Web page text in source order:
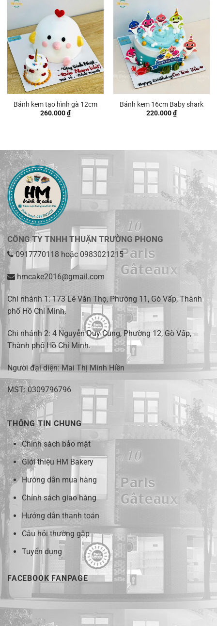
Bánh kem tạo hình gà 12cm
260.000₫
Bánh kem 16cm Baby shark
220.000₫
CÔNG TY TNHH THUẬN TRƯỜNG PHONG
0917770118 hoặc 0983021215
hmcake2016@gmail.com
Chi nhánh 1:173 Lê Văn Thọ, Phường 11, Gò Vấp, Thành
phố Hồ Chí Minh.
Chi nhánh 2: 4 Nguyễn Duy Cung, Phường 12, Gò Vấp,
Thành phố Hồ Chí Minh.
Người đại diện: Mai Thị Minh Hiền
MST: 0309796796
THÔNG TIN CHUNG
Chính sách bảo mật
Giới thiệu HM Bakery
Hướng dẫn mua hàng
Chính sách giao hàng
Hướng dẫn thanh toán
Câu hỏi thường gặp
Tuyển dụng
FACEBOOK FANPAGE